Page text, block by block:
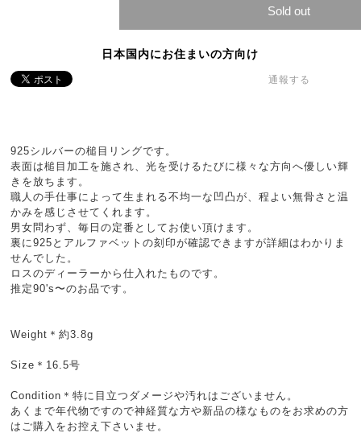
Sold out
日本国内にお住まいの方向け
通報する
925シルバーの槌目リングです。
表面は槌目加工を施され、光を受けるたびに様々な方向へ優しい輝
きを放ちます。
職人の手仕事によって生まれる不均一な凹凸が、程よい無骨さと温
かみを感じさせてくれます。
男女問わず、毎日の定番としてお使い頂けます。
裏に925とアルファベットの刻印が確認できますが詳細はわかりま
せんでした。
ロスのディーラーから仕入れたものです。
推定90's〜のお品です。
Weight＊約3.8g
Size＊16.5号
Condition＊特に目立つダメージや汚れはございません。
あくまで年代物ですので神経質な方や新品の様なものをお求めの方
はご購入をお控え下さいませ。